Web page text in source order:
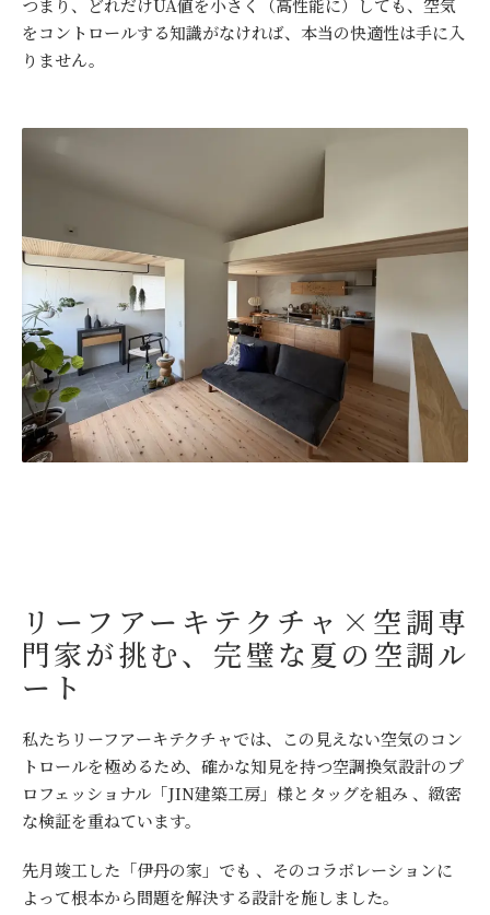
つまり、どれだけUA値を小さく（高性能に）しても、空気
をコントロールする知識がなければ、本当の快適性は手に入
りません。
リーフアーキテクチャ×空調専
門家が挑む、完璧な夏の空調ル
ート
私たちリーフアーキテクチャでは、この見えない空気のコン
トロールを極めるため、確かな知見を持つ空調換気設計のプ
ロフェッショナル「JIN建築工房」様とタッグを組み 、緻密
な検証を重ねています。
先月竣工した「伊丹の家」でも 、そのコラボレーションに
よって根本から問題を解決する設計を施しました。